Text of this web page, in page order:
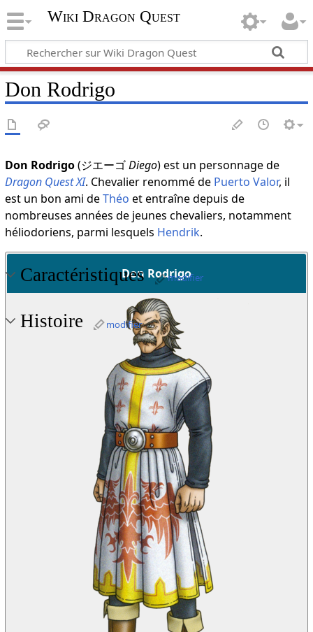
Wiki Dragon Quest
Don Rodrigo
Don Rodrigo(ジエーゴDiego) est un personnage de
Dragon Quest XI. Chevalier renommé de Puerto Valor, il
est un bon ami deThéo et entraîne depuis de
nombreuses années de jeunes chevaliers, notamment
héliodoriens, parmi lesquels Hendrik.
Don Rodrigo
Caractéristiques modifier
Histoire modifier